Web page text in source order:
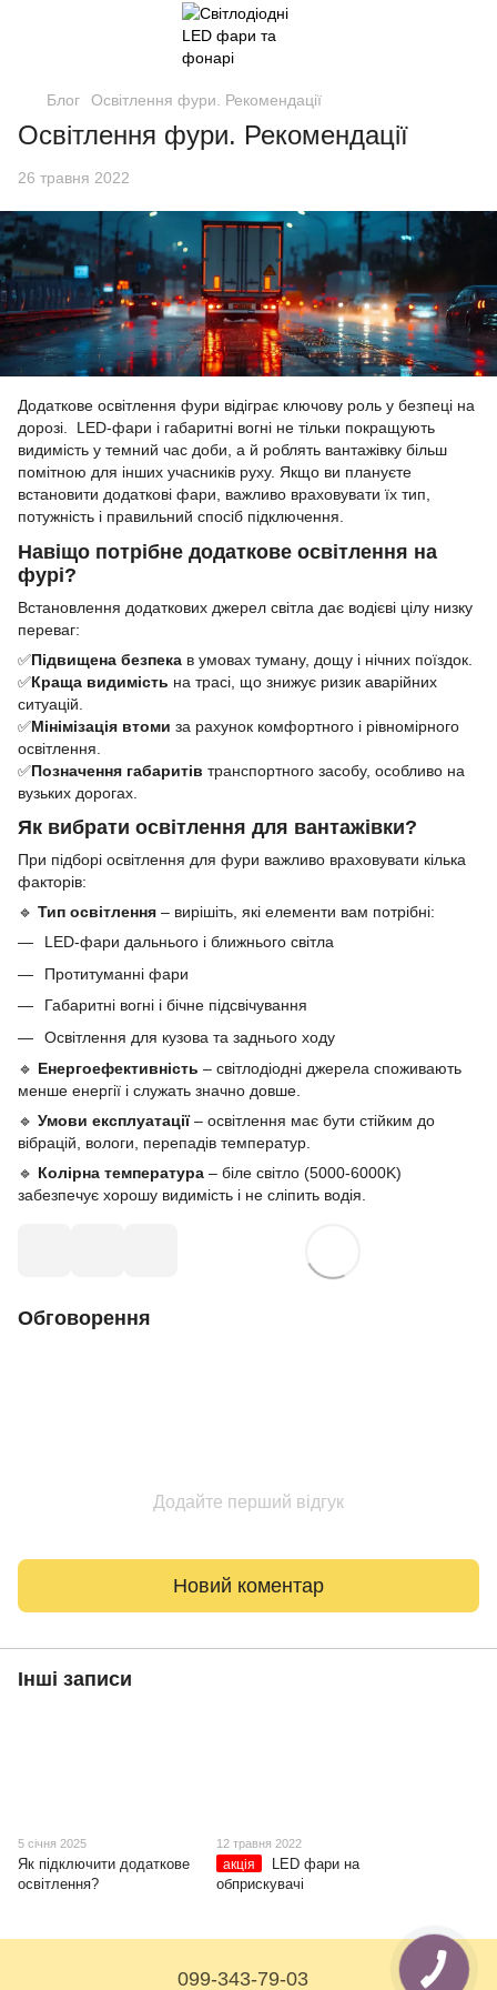
Блог Освітлення фури. Рекомендації
Освітлення фури. Рекомендації
26 травня 2022
Додаткове освітлення фури відіграє ключову роль у безпеці на
дорозі. LED-фари і габаритні вогні не тільки покращують
видимість у темний час доби, а й роблять вантажівку більш
помітною для інших учасників руху. Якщо ви плануєте
встановити додаткові фари, важливо враховувати їх тип,
потужність і правильний спосіб підключення.
Навіщо потрібне додаткове освітлення на
фурі?
Встановлення додаткових джерел світла дає водієві цілу низку
переваг:
✅Підвищена безпека в умовах туману, дощу і нічних поїздок.
✅Краща видимість на трасі, що знижує ризик аварійних
ситуацій.
✅Мінімізація втоми за рахунок комфортного і рівномірного
освітлення.
✅Позначення габаритів транспортного засобу, особливо на
вузьких дорогах.
Як вибрати освітлення для вантажівки?
При підборі освітлення для фури важливо враховувати кілька
факторів:
🔹 Тип освітлення – вирішіть, які елементи вам потрібні:
LED-фари дальнього і ближнього світла
Протитуманні фари
Габаритні вогні і бічне підсвічування
Освітлення для кузова та заднього ходу
🔹 Енергоефективність – світлодіодні джерела споживають
менше енергії і служать значно довше.
🔹 Умови експлуатації– освітлення має бути стійким до
вібрацій, вологи, перепадів температур.
🔹 Колірна температура – біле світло (5000-6000K)
забезпечує хорошу видимість і не сліпить водія.
Обговорення
Додайте перший відгук
Новий коментар
Інші записи
5 січня 2025
Як підключити додаткове
освітлення?
12 травня 2022
акція
LED фари на
обприскувачі
099-343-79-03